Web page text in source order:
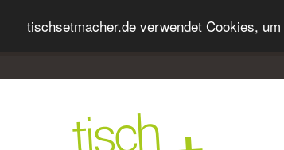
tischsetmacher.de verwendet Cookies,